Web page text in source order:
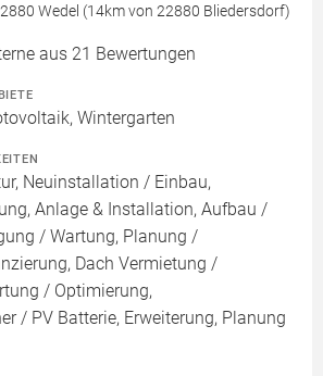
Wedel (14km von 22880 Bliedersdorf)
aus 21 Bewertungen
Wintergarten
Neuinstallation / Einbau,
Anlage & Installation, Aufbau /
/ Wartung, Planung /
Dach Vermietung /
/ Optimierung,
/ PV Batterie, Erweiterung, Planung